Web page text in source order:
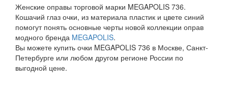
Женские оправы торговой марки MEGAPOLIS 736.
Кошачий глаз очки, из материала пластик и цвете синий
помогут понять основные черты новой коллекции оправ
модного бренда MEGAPOLIS.
Вы можете купить очки MEGAPOLIS 736 в Москве, Санкт-
Петербурге или любом другом регионе России по
выгодной цене.